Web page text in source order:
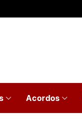
Acordos